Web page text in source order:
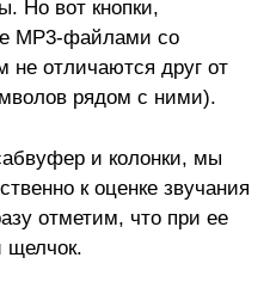
Но вот кнопки,
MP3-файлами со
отличаются друг от
рядом с ними).
и колонки, мы
к оценке звучания
отметим, что при ее
щелчок.